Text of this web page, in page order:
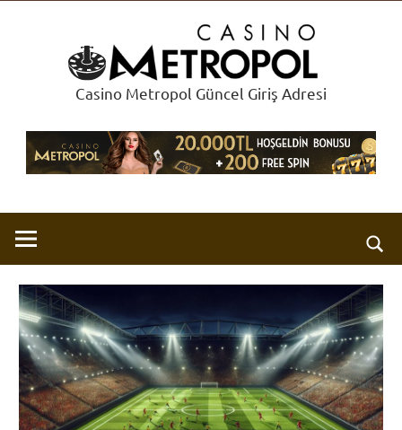
Casino Metropol Güncel Giriş Adresi